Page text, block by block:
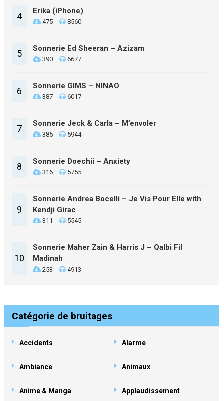
4 Erika (iPhone)
475 8560
5 Sonnerie Ed Sheeran – Azizam
390 6677
6 Sonnerie GIMS – NINAO
387 6017
7 Sonnerie Jeck & Carla – M’envoler
385 5944
8 Sonnerie Doechii – Anxiety
316 5755
9
Sonnerie Andrea Bocelli – Je Vis Pour Elle with
Kendji Girac
311 5545
10
Sonnerie Maher Zain & Harris J – Qalbi Fil
Madinah
253 4913
Catégorie de bruitages
Accidents Alarme
Ambiance Animaux
Anime & Manga Applaudissement